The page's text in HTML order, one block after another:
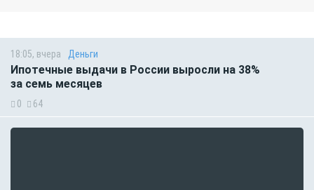
18:05, вчера Деньги
Ипотечные выдачи в России выросли на 38%
за семь месяцев
0 64